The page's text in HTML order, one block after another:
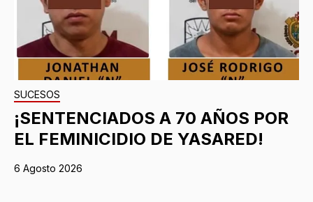
SUCESOS
¡SENTENCIADOS A 70 AÑOS POR
EL FEMINICIDIO DE YASARED!
6 Agosto 2026